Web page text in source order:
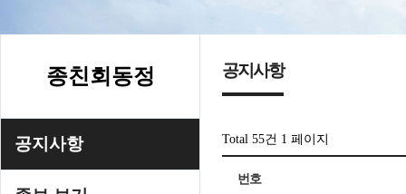
종친회동정
공지사항
공지사항
Total 55건 1 페이지
번호